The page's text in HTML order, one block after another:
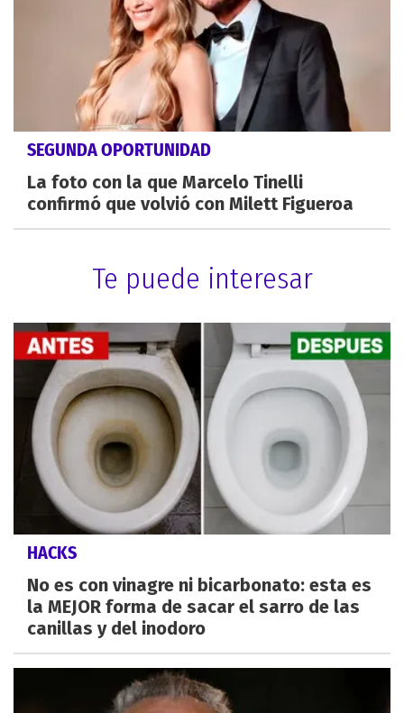
SEGUNDA OPORTUNIDAD
La foto con la que Marcelo Tinelli
confirmó que volvió con Milett Figueroa
Te puede interesar
HACKS
No es con vinagre ni bicarbonato: esta es
la MEJOR forma de sacar el sarro de las
canillas y del inodoro